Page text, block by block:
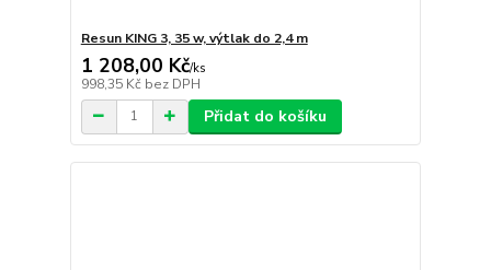
Resun KING 3, 35 w, výtlak do 2,4 m
1 208,00 Kč/ks
998,35 Kč bez DPH
Přidat do košíku